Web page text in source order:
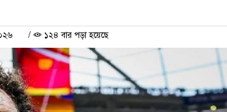
/ ১২৪ বার পড়া হয়েছে